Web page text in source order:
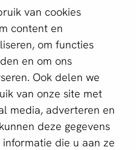
van cookies
content en
om functies
en om ons
Ook delen we
van onze site met
media, adverteren en
deze gegevens
die u aan ze